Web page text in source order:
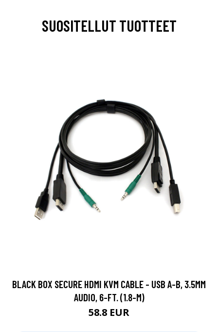
SUOSITELLUT TUOTTEET
BLACK BOX SECURE HDMI KVM CABLE - USB A-B, 3.5MM
AUDIO, 6-FT. (1.8-M)
58.8 EUR